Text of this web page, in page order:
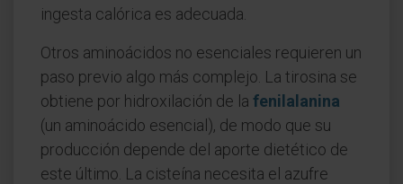
ingesta calórica es adecuada.
Otros aminoácidos no esenciales requieren un
paso previo algo más complejo. La tirosina se
obtiene por hidroxilación de la fenilalanina
(un aminoácido esencial), de modo que su
producción depende del aporte dietético de
este último. La cisteína necesita el azufre